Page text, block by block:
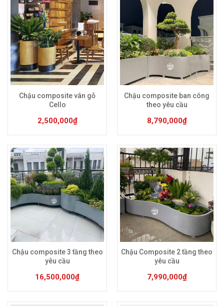
Sản phẩm này có nhiều biến thể. Các tùy chọn
Chậu composite vân gỗ
Cello
2,500,000₫
Sản phẩm này
Chậu composite ban công
theo yêu cầu
8,790,000₫
Sản phẩm này có nhiều biến thể. Các tùy chọn
Chậu composite 3 tầng theo
yêu cầu
16,500,000₫
Sản phẩm này
Chậu Composite 2 tầng theo
yêu cầu
7,990,000₫